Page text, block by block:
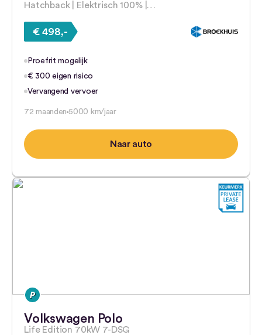
Hatchback | Elektrisch 100% |…
€ 498,-
Proefrit mogelijk
€ 300 eigen risico
Vervangend vervoer
72 maanden 5000 km/jaar
Naar auto
Volkswagen Polo
Life Edition 70kW 7-DSG